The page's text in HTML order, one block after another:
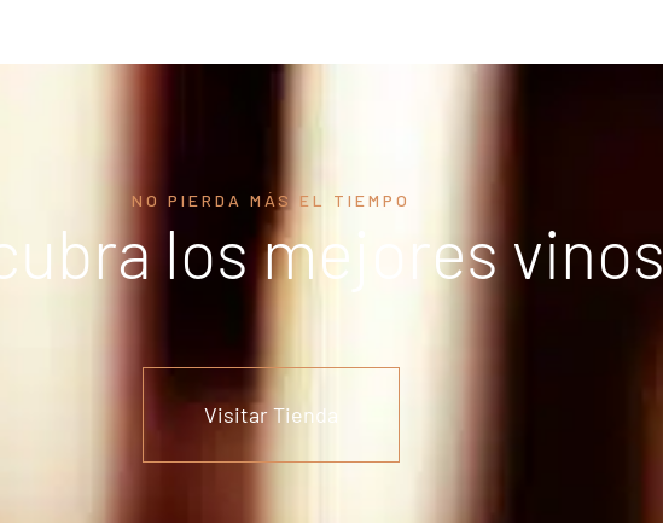
NO PIERDA MÁS EL TIEMPO
los mejores vinos
Visitar Tienda